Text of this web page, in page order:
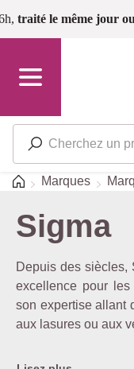
Passer au contenu
traité le même jour
Accueil
Marques
Sigma
Depuis des siècles,
excellence pour
son expertise allant
aux lasures ou aux